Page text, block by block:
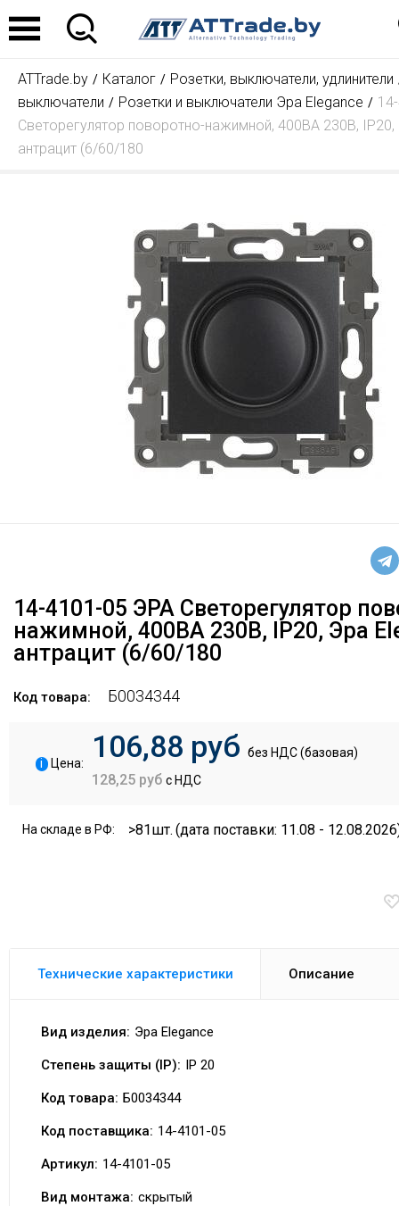
ATTrade.by Каталог
Розетки, выключатели, удлинители
выключатели
Розетки и выключатели Эра Elegance
Светорегулятор поворотно-нажимной, 400ВА 230В, IP20,
антрацит (6/60/180
14-4101-05 ЭРА Светорегулятор
нажимной, 400ВА 230В, IP20, Эра
антрацит (6/60/180
Код товара: Б0034344
i Цена: 106,88 руб без НДС (базовая)
128,25 руб с НДС
На складе в РФ: >81шт. (дата поставки: 11.08 -
Технические характеристики Описание
Вид изделия: Эра Elegance
Степень защиты (IP): IP 20
Код товара: Б0034344
Код поставщика: 14-4101-05
Артикул: 14-4101-05
Вид монтажа: скрытый